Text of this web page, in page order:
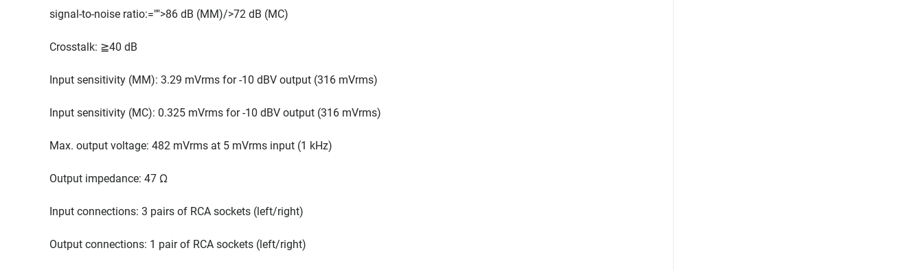
signal-to-noise ratio:="">86 dB (MM)/>72 dB (MC)
Crosstalk: ≧40 dB
Input sensitivity (MM): 3.29 mVrms for -10 dBV output (316 mVrms)
Input sensitivity (MC): 0.325 mVrms for -10 dBV output (316 mVrms)
Max. output voltage: 482 mVrms at 5 mVrms input (1 kHz)
Output impedance: 47 Ω
Input connections: 3 pairs of RCA sockets (left/right)
Output connections: 1 pair of RCA sockets (left/right)